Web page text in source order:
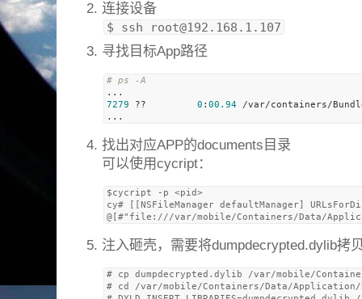
连接设备
$ ssh root@192.168.1.107
寻找目标App路径
# ps -A
7279 ?? 0 : 00.94 /var/containers/
找出对应APP的documents目录
可以使用cycript：
$cycript -p <pid>
cy# [[NSFileManager defaultManager]
注入砸壳，需要将dumpdecrypted.dylib拷
# cp dumpdecrypted.dylib /var/mobile/
# cd /var/mobile/Containers/Data/Application/